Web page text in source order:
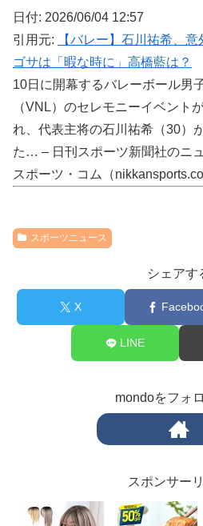
日付: 2026/06/04 12:57
引用元:
【バレー】石川祐希、
ゴサは「暇な時に」高橋藍は？
10日に開幕するバレーボール男
（VNL）のセレモニーイベント
れ、代表主将の石川祐希（30）
た… – 日刊スポーツ新聞社のニ
スポーツ・コム（
スポーツニュース
シェアす
X
LINE
mondoをフォ
スポンサー